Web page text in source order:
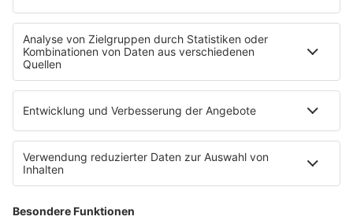
Uniklinik Tübingen eröffnet neues
Fahrradparkhaus
Die Uniklinik Tübingen hat ein neues Fahrradparkhaus
eröffnet. Direkt an der Medizinischen Klinik bietet es
E-Bikes über eine Photovoltaikanlage auf dem …